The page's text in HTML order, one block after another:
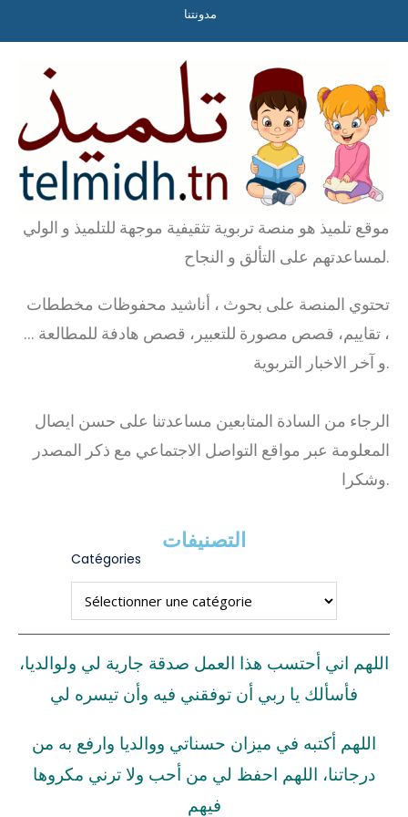
مدونتنا
موقع تلميذ هو منصة تربوية تثقيفية موجهة للتلميذ و الولي
لمساعدتهم على التألق و النجاح.
تحتوي المنصة على بحوث ، أناشيد محفوظات مخططات
، تقاييم، قصص مصورة للتعبير، قصص هادفة للمطالعة …
و آخر الاخبار التربوية.
الرجاء من السادة المتابعين مساعدتنا على حسن ايصال
المعلومة عبر مواقع التواصل الاجتماعي مع ذكر المصدر
وشكرا.
التصنيفات
Catégories
اللهم اني أحتسب هذا العمل صدقة جارية لي ولوالديا،
فأسألك يا ربي أن توفقني فيه وأن تيسره لي
اللهم أكتبه في ميزان حسناتي ووالديا وارفع به من
درجاتنا، اللهم احفظ لي من أحب ولا ترني مكروها
فيهم